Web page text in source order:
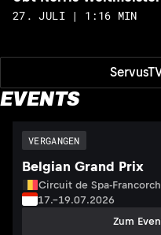
27. JULI | 1:16 MIN
EVENTS
VERGANGEN
Belgian Grand Prix
Circuit de Spa-
17.–19.07.2026
Zum